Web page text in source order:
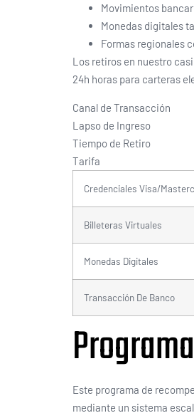
Movimientos
Monedas digitales
Formas regionales
Los retiros en nuestro
24h horas para carteras
Canal de Transacción
Lapso de Ingreso
Tiempo de Retiro
Tarifa
Credenciales Visa/
Billeteras Virtuales
Monedas Digitales
Transacción De Banco
Este programa de
mediante un sistema